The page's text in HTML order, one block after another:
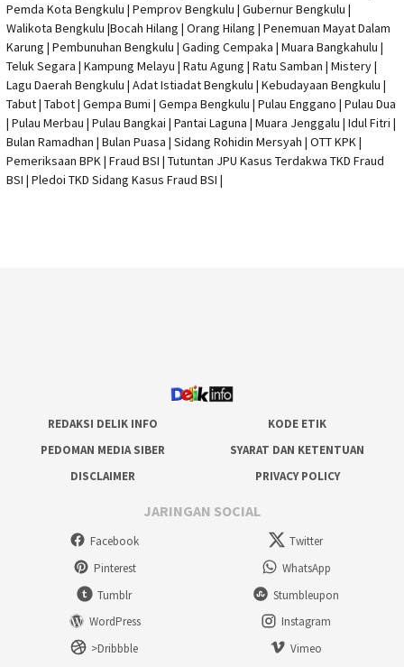
Pemda Kota Bengkulu | Pemprov Bengkulu | Gubernur Bengkulu |
Walikota Bengkulu |Bocah Hilang | Orang Hilang | Penemuan Mayat Dalam
Karung | Pembunuhan Bengkulu | Gading Cempaka | Muara Bangkahulu |
Teluk Segara | Kampung Melayu | Ratu Agung | Ratu Samban | Mistery |
Lagu Daerah Bengkulu | Adat Istiadat Bengkulu | Kebudayaan Bengkulu |
Tabut | Tabot | Gempa Bumi | Gempa Bengkulu | Pulau Enggano | Pulau Dua
| Pulau Merbau | Pulau Bangkai | Pantai Laguna | Muara Jenggalu | Idul Fitri |
Bulan Ramadhan | Bulan Puasa | Sidang Rohidin Mersyah | OTT KPK|
Pemeriksaan BPK | Fraud BSI | Tutuntan JPU Kasus Terdakwa TKD Fraud
BSI | Pledoi TKD Sidang Kasus Fraud BSI |
REDAKSI DELIK INFO
KODE ETIK
PEDOMAN MEDIA SIBER
SYARAT DAN KETENTUAN
DISCLAIMER
PRIVACY POLICY
JARINGAN SOCIAL
Facebook
Twitter
Pinterest
WhatsApp
Tumblr
Stumbleupon
WordPress
Instagram
>Dribbble
Vimeo